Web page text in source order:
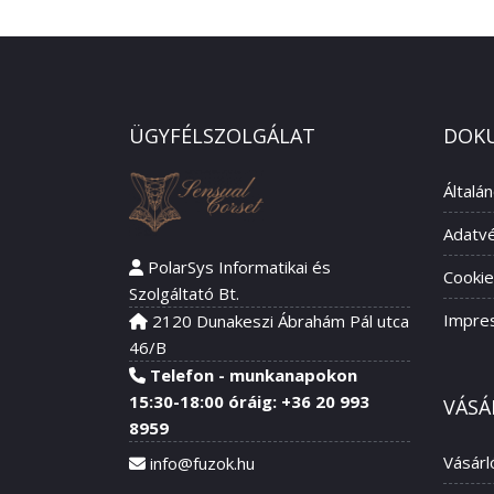
ÜGYFÉLSZOLGÁLAT
PolarSys Informatikai és
Szolgáltató Bt.
2120 Dunakeszi Ábrahám Pál utca
46/B
Telefon - munkanapokon
15:30-18:00 óráig: +36 20 993
8959
info@fuzok.hu